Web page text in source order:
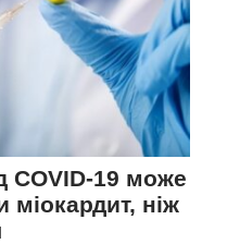
COVID-19 може
міокардит, ніж